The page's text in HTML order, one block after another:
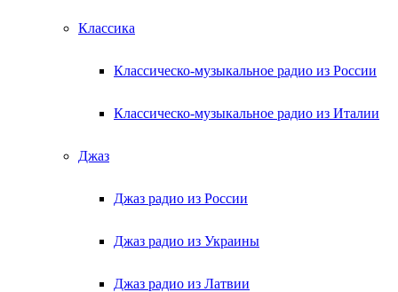
Классика
Классическо-музыкальное радио из России
Классическо-музыкальное радио из Италии
Джаз
Джаз радио из России
Джаз радио из Украины
Джаз радио из Латвии